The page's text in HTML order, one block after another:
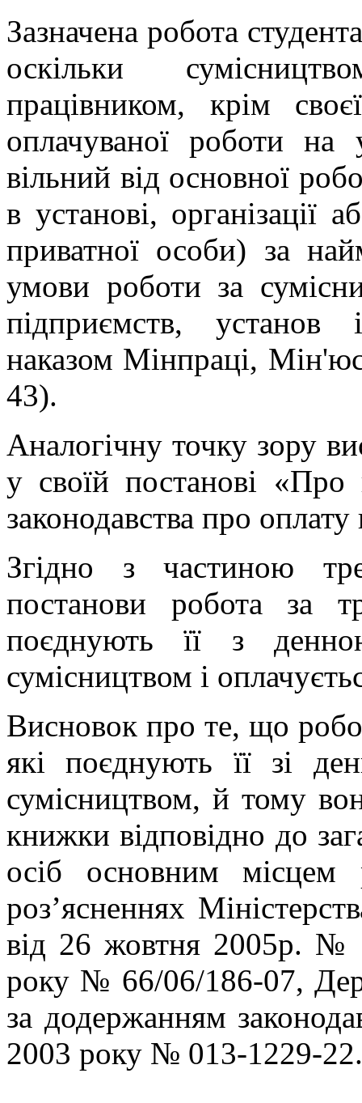
Зазначена робота
оскільки
працівником, крім
оплачуваної роботи на
вільний від основної
в установі, організації
приватної особи) за
умови роботи за
підприємств, установ
наказом Мінпраці,
43).
Аналогічну точку зору
у своїй постанові «Про
законодавства про
Згідно з частиною
постанови робота за
поєднують її з
сумісництвом і
Висновок про те, що
які поєднують її зі
сумісництвом, й тому
книжки відповідно до
осіб основним місцем
роз’ясненнях
від 26 жовтня 2005р. №
року № 66/06/186-07,
за додержанням
2003 року № 013-1229-22.